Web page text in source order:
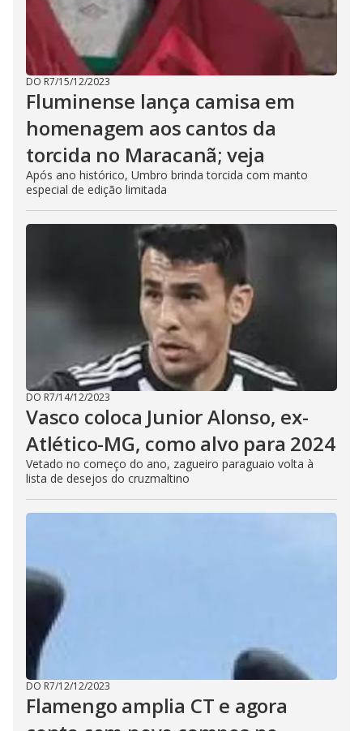
DO R7/15/12/2023
Fluminense lança camisa em
homenagem aos cantos da
torcida no Maracanã; veja
Após ano histórico, Umbro brinda torcida com manto
especial de edição limitada
DO R7/14/12/2023
Vasco coloca Junior Alonso, ex-
Atlético-MG, como alvo para 2024
Vetado no começo do ano, zagueiro paraguaio volta à
lista de desejos do cruzmaltino
DO R7/12/12/2023
Flamengo amplia CT e agora